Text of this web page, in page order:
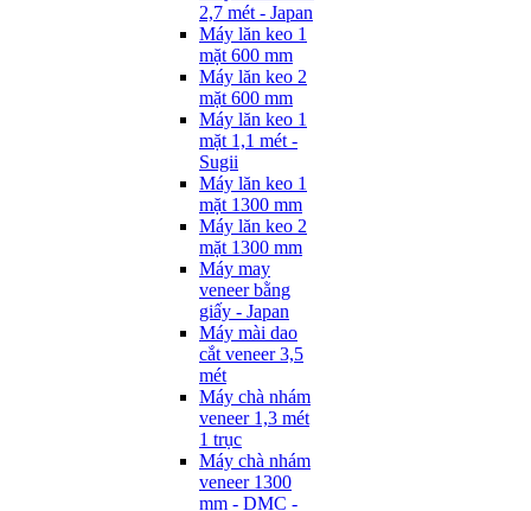
2,7 mét - Japan
Máy lăn keo 1
mặt 600 mm
Máy lăn keo 2
mặt 600 mm
Máy lăn keo 1
mặt 1,1 mét -
Sugii
Máy lăn keo 1
mặt 1300 mm
Máy lăn keo 2
mặt 1300 mm
Máy may
veneer bằng
giấy - Japan
Máy mài dao
cắt veneer 3,5
mét
Máy chà nhám
veneer 1,3 mét
1 trục
Máy chà nhám
veneer 1300
mm - DMC -